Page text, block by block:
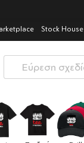
Stock House